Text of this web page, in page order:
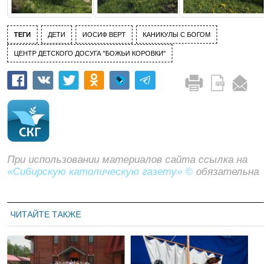
ТЕГИ ДЕТИ ИОСИФ ВЕРТ КАНИКУЛЫ С БОГОМ
ЦЕНТР ДЕТСКОГО ДОСУГА "БОЖЬИ КОРОВКИ"
При использовании материалов сайта ссылка на
«Сибирскую католическую газету» © обязательна
ЧИТАЙТЕ ТАКЖЕ